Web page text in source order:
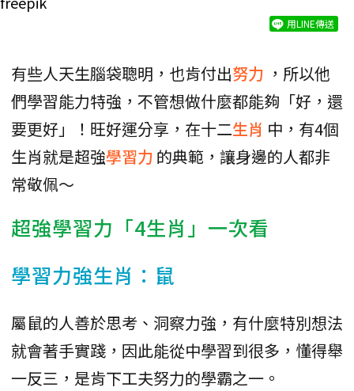
用LINE傳送
有些人天生腦袋聰明，也肯付出努力 ，所以他
們學習能力特強，不管想做什麼都能夠「好，還
要更好」！旺好運分享，在十二生肖 中，有4個
生肖就是超強學習力 的典範，讓身邊的人都非
常敬佩～
超強學習力「4生肖」一次看
學習力強生肖：鼠
屬鼠的人善於思考、洞察力強，有什麼特別想法
就會著手實踐，因此能從中學習到很多，懂得舉
一反三，是肯下工夫努力的學霸之一。